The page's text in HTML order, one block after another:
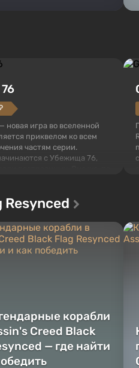
новая игра во вселенной
приквелом ко всем
частям серии.
с Убежища 76,
упадут ядерные бомбы.
Fallout...
Resynced
корабли
Creed Black
— где найти